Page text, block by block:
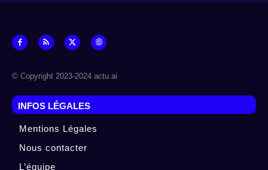
© Copyright 2023-2024 actu.ai
INFOS LÉGALES
Mentions Légales
Nous contacter
L’équipe